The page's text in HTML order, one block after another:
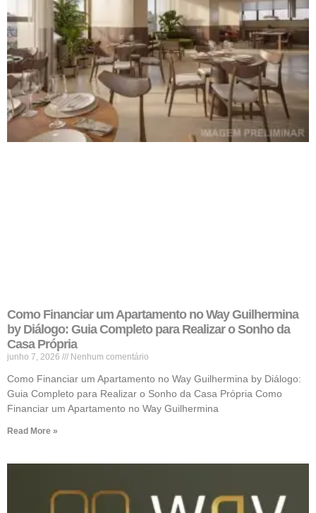
Como Financiar um Apartamento no Way Guilhermina
by Diálogo: Guia Completo para Realizar o Sonho da
Casa Própria
junho 7, 2026 Nenhum comentário
Como Financiar um Apartamento no Way Guilhermina by Diálogo:
Guia Completo para Realizar o Sonho da Casa Própria Como
Financiar um Apartamento no Way Guilhermina
Read More »